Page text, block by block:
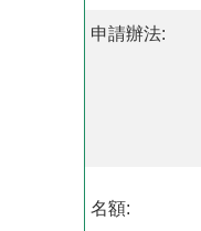
申請辦法:
名額: